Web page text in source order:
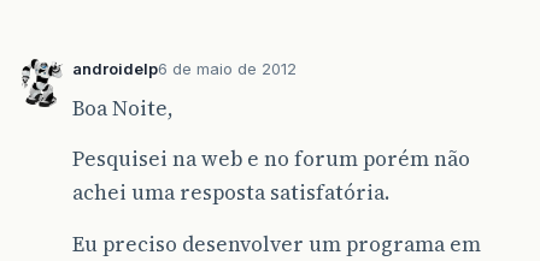
androidelp6 de maio de 2012
Boa Noite,
Pesquisei na web e no forum porém não
achei uma resposta satisfatória.
Eu preciso desenvolver um programa em